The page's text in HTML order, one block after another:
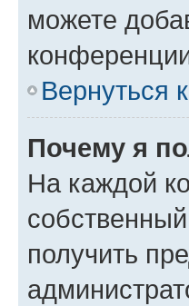
можете
Вернуться
Почему я
На каждой
получить